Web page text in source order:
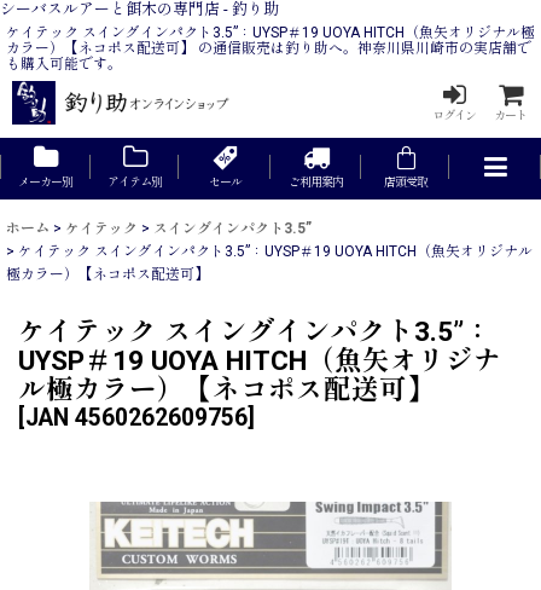
シーバスルアーと餌木の専門店 - 釣り助
ケイテック スイングインパクト3.5”：UYSP＃19 UOYA HITCH（魚矢オリジナル極
カラー）【ネコポス配送可】 の通信販売は釣り助へ。神奈川県川崎市の実店舗で
も購入可能です。
ログイン カート
メーカー別 アイテム別 セール ご利用案内 店頭受取
ホーム > ケイテック > スイングインパクト3.5”
> ケイテック スイングインパクト3.5”：UYSP＃19 UOYA HITCH（魚矢オリジナル
極カラー）【ネコポス配送可】
ケイテック スイングインパクト3.5”：
UYSP＃19 UOYA HITCH（魚矢オリジナ
ル極カラー）【ネコポス配送可】
JAN 4560262609756